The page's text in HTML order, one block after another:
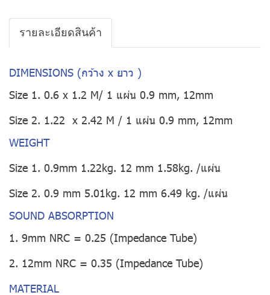
รายละเอียดสินค้า
DIMENSIONS (กว้าง x ยาว )
Size 1. 0.6 x 1.2 M/ 1 แผ่น 0.9 mm, 12mm
Size 2. 1.22 x 2.42 M / 1 แผ่น 0.9 mm, 12mm
WEIGHT
Size 1. 0.9mm 1.22kg. 12 mm 1.58kg. /แผ่น
Size 2. 0.9 mm 5.01kg. 12 mm 6.49 kg. /แผ่น
SOUND ABSORPTION
1. 9mm NRC = 0.25 (Impedance Tube)
2. 12mm NRC = 0.35 (Impedance Tube)
MATERIAL